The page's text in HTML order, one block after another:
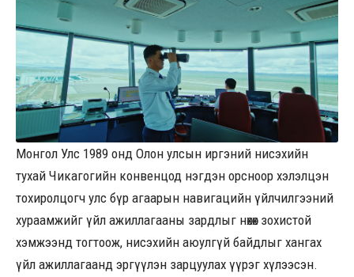
Монгол Улс 1989 онд Олон улсын иргэний нисэхийн
тухай Чикагогийн конвенцод нэгдэн орсноор хэлэлцэн
тохиролцогч улс бүр агаарын навигацийн үйлчилгээний
хураамжийг үйл ажиллагааны зардлыг нөхөх зохистой
хэмжээнд тогтоож, нисэхийн аюулгүй байдлыг хангах
үйл ажиллагаанд эргүүлэн зарцуулах үүрэг хүлээсэн.